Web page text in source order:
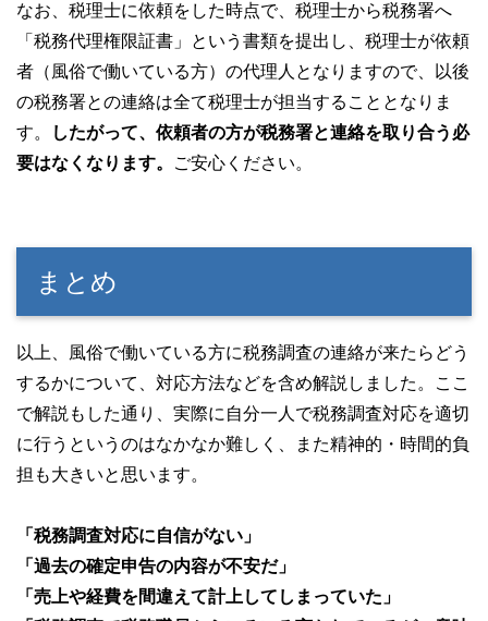
なお、税理士に依頼をした時点で、税理士から税務署へ
「税務代理権限証書」という書類を提出し、税理士が依頼
者（風俗で働いている方）の代理人となりますので、以後
の税務署との連絡は全て税理士が担当することとなりま
す。
したがって、依頼者の方が税務署と連絡を取り合う必
要はなくなります。
ご安心ください。
まとめ
以上、風俗で働いている方に税務調査の連絡が来たらどう
するかについて、対応方法などを含め解説しました。ここ
で解説もした通り、実際に自分一人で税務調査対応を適切
に行うというのはなかなか難しく、また精神的・時間的負
担も大きいと思います。
「税務調査対応に自信がない」
「過去の確定申告の内容が不安だ」
「売上や経費を間違えて計上してしまっていた」